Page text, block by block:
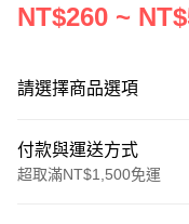
NT$260 ~
請選擇商品選項
付款與運送方式
超取滿NT$1,500免運